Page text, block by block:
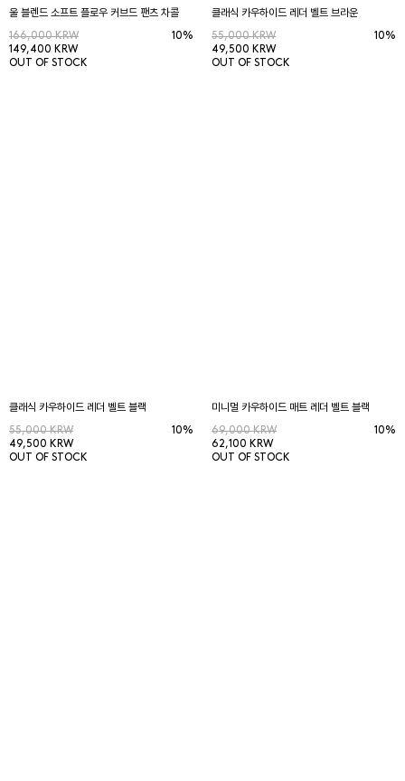
울 블렌드 소프트 플로우 커브드 팬츠 차콜
166,000 KRW
149,400 KRW
10%
OUT OF STOCK
클래식 카우하이드 레더 벨트 브라운
55,000 KRW
49,500 KRW
10%
OUT OF STOCK
클래식 카우하이드 레더 벨트 블랙
55,000 KRW
49,500 KRW
10%
OUT OF STOCK
미니멀 카우하이드 매트 레더 벨트 블랙
69,000 KRW
62,100 KRW
10%
OUT OF STOCK